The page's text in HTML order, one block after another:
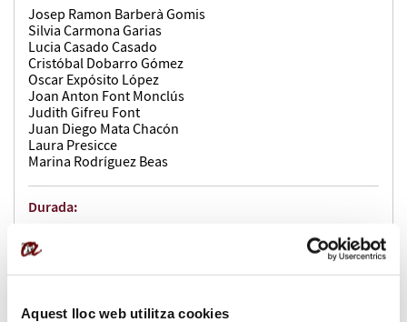
Aquest lloc web utilitza cookies
Josep Ramon Barberà Gomis
Silvia Carmona Garias
Lucia Casado Casado
Cristóbal Dobarro Gómez
Oscar Expósito López
Joan Anton Font Monclús
Judith Gifreu Font
Juan Diego Mata Chacón
Laura Presicce
Marina Rodríguez Beas
Durada:
60 h